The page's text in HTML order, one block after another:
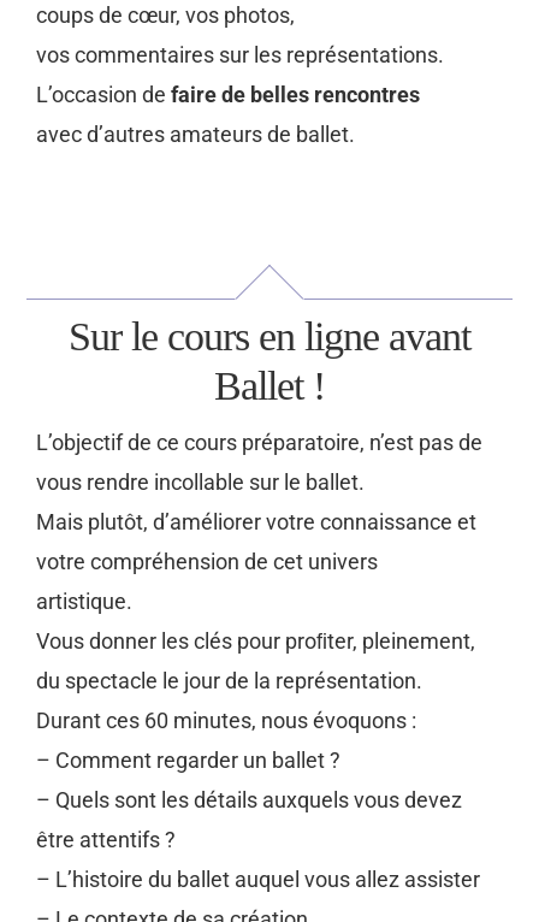
coups de cœur, vos photos,
vos commentaires sur les représentations.
L’occasion de faire de belles rencontres
avec d’autres amateurs de ballet.
Sur le cours en ligne avant
Ballet !
L’objectif de ce cours préparatoire, n’est pas de
vous rendre incollable sur le ballet.
Mais plutôt, d’améliorer votre connaissance et
votre compréhension de cet univers
artistique.
Vous donner les clés pour proﬁter, pleinement,
du spectacle le jour de la représentation.
Durant ces 60 minutes, nous évoquons :
– Comment regarder un ballet ?
– Quels sont les détails auxquels vous devez
être attentifs ?
– L’histoire du ballet auquel vous allez assister